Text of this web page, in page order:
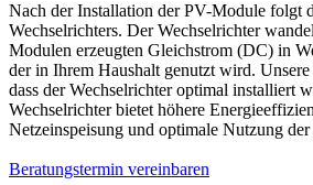
Nach der Installation der PV-Module folgt
Wechselrichters. Der Wechselrichter
Modulen erzeugten Gleichstrom (DC) in
der in Ihrem Haushalt genutzt wird.
dass der Wechselrichter optimal installiert
Wechselrichter bietet höhere
Netzeinspeisung und optimale Nutzung der
Beratungstermin vereinbaren